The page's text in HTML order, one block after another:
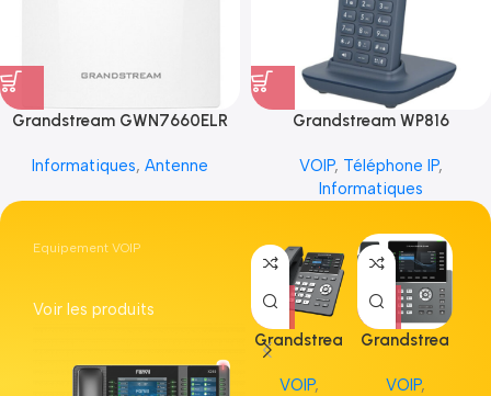
Grandstream GWN7660ELR
Informatiques, Antenne
Grandstream WP816
VOIP, Téléphone IP,
Informatiques
Equipement VOIP
Voir les produits
Grandstrea
m GRP2613
VOIP,
Grandstrea
VOIP,